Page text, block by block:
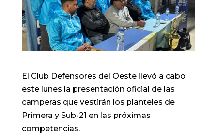
El Club Defensores del Oeste llevó a cabo
este lunes la presentación oficial de las
camperas que vestirán los planteles de
Primera y Sub-21 en las próximas
competencias.